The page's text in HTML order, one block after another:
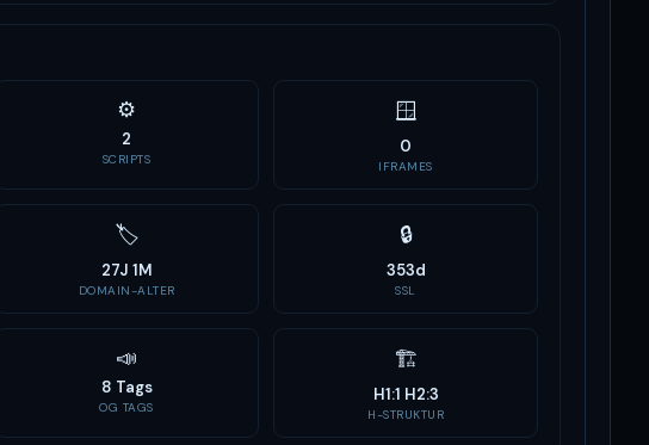
⚙️
2
SCRIPTS
🪟
0
IFRAMES
🏷
27J 1M
DOMAIN-ALTER
🔒
353d
SSL
📣
8 Tags
OG TAGS
🏗
H1:1 H2:3
H-STRUKTUR